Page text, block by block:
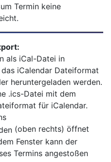
Termin keine
als iCal-Datei in
iCalendar Dateiformat
heruntergeladen werden.
.ics-Datei mit dem
für iCalendar.
(oben rechts) öffnet
Fenster kann der
Termins angestoßen